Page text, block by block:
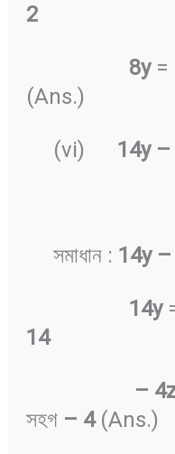
2
8y=
(Ans.)
(vi) 14y –
সমাধান : 14y –
14y
14
–
সহগ – 4(Ans.)